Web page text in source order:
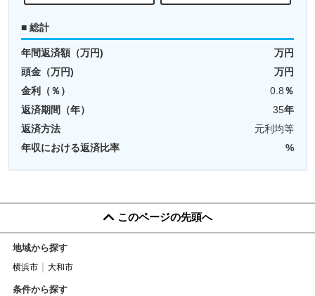
■ 総計
年間返済額（万円)
万円
頭金（万円)
万円
金利（％）
0.8％
返済期間（年）
35年
返済方法
元利均等
年収における返済比率
%
このページの先頭へ
地域から探す
横浜市 大和市
条件から探す